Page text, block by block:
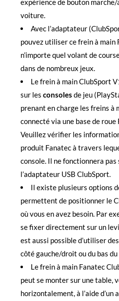
voiture.
Avec l’adaptateur
pouvez utiliser ce frein à main
n’importe quel volant de
dans de nombreux jeux.
Le frein à main ClubSport
sur les consoles de jeu
prenant en charge les freins à
connecté via une base de roue
Veuillez vérifier les
produit Fanatec à travers
console. Il ne fonctionnera
l’adaptateur USB ClubSport.
Il existe plusieurs options
permettent de positionner le
où vous en avez besoin. Par
se fixer directement sur un
est aussi possible d’utiliser
côté gauche/droit ou du bas
Le frein à main Fanatec
peut se monter sur une table,
horizontalement, à l’aide